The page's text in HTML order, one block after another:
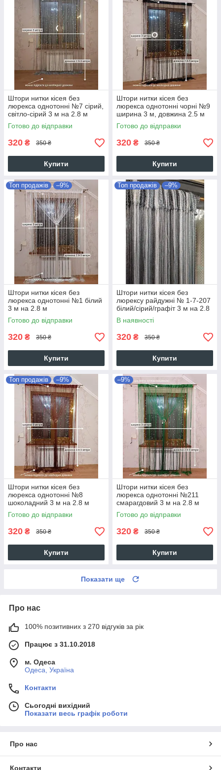
Штори нитки кісея без
люрекса однотонні №7 сірий,
світло-сірий 3 м на 2.8 м
Готово до відправки
320 ₴ 350 ₴
Купити
Штори нитки кісея без
люрекса однотонні чорні №9
ширина 3 м, довжина 2.5 м
Готово до відправки
320 ₴ 350 ₴
Купити
Топ продажів –9%
Штори нитки кісея без
люрекса однотонні №1 білий
3 м на 2.8 м
Готово до відправки
320 ₴ 350 ₴
Купити
Топ продажів –9%
Штори нитки кісея без
люрексу райдужні № 1-7-207
білий/сірий/графіт 3 м на 2.8
м
В наявності
320 ₴ 350 ₴
Купити
Топ продажів –9%
Штори нитки кісея без
люрекса однотонні №8
шоколадний 3 м на 2.8 м
Готово до відправки
320 ₴ 350 ₴
Купити
–9%
Штори нитки кісея без
люрекса однотонні №211
смарагдовий 3 м на 2.8 м
Готово до відправки
320 ₴ 350 ₴
Купити
Показати ще
Про нас
100% позитивних з 270 відгуків за рік
Працює з 31.10.2018
м. Одеса
Одеса, Україна
Контакти
Сьогодні вихідний
Показати весь графік роботи
Про нас
Контакти